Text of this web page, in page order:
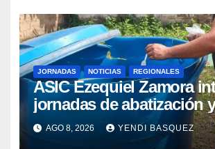
JORNADAS NOTICIAS REGIONALES
ASIC Ezequiel Zamora
jornadas de abatización
de vectores en
Guárico
AGO 8, 2026 YENDI BASQUEZ